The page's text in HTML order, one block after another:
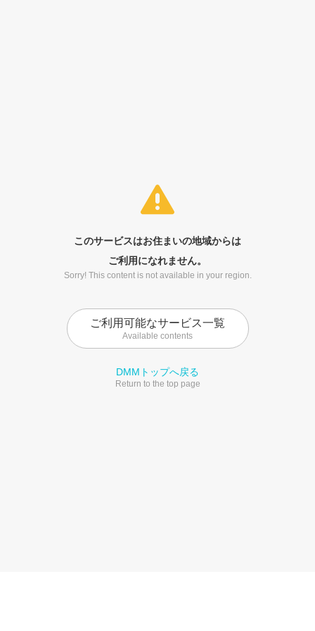
このサービスはお住まいの地域からは
ご利用になれません。
Sorry! This content is not available in your region.
ご利用可能なサービス一覧
Available contents
DMMトップへ戻る
Return to the top page